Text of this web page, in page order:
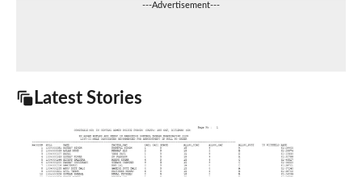
---Advertisement---
Latest Stories